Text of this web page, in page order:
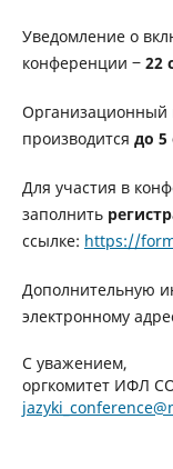
Уведомление о
конференции ‒ 22
Организационный
производится до 5
Для участия в
заполнить
ссылке: https://
Дополнительную
электронному
С уважением,
оргкомитет ИФЛ